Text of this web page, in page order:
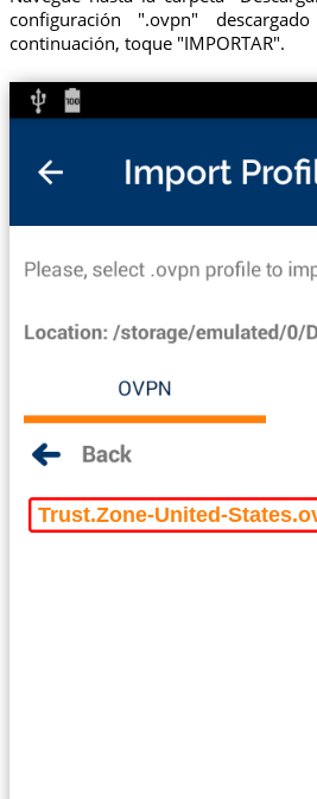
configuración ".ovpn"
continuación, toque "IMPORTAR".
Trust.Zone-United-